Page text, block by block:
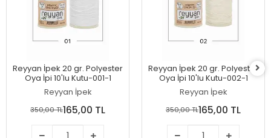
Reyyan İpek 20 gr. Polyester
Oya İpi 10'lu Kutu-001-1
Reyyan İpek
350,00 TL165,00 TL
Reyyan İpek 20 gr. Polyester
Oya İpi 10'lu Kutu-002-1
Reyyan İpek
350,00 TL165,00 TL